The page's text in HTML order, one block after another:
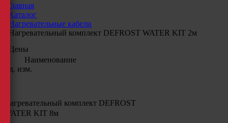
Главная
Каталог
Нагревательные кабели
Нагревательный комплект DEFROST WATER KIT 2м
Цены
Наименование
Ед. изм.
Нагревательный комплект DEFROST
WATER KIT 8м